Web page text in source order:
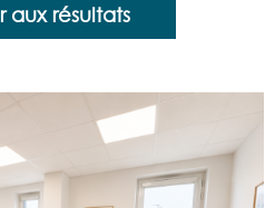
aux résultats